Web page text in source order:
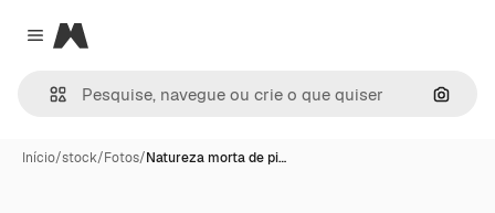
Close menu
Magnific
Início/stock/Fotos/Natureza morta de pi…